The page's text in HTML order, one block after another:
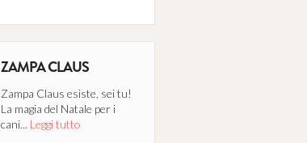
ZAMPA CLAUS
Zampa Claus esiste, sei tu!
La magia del Natale per i
cani... Leggi tutto